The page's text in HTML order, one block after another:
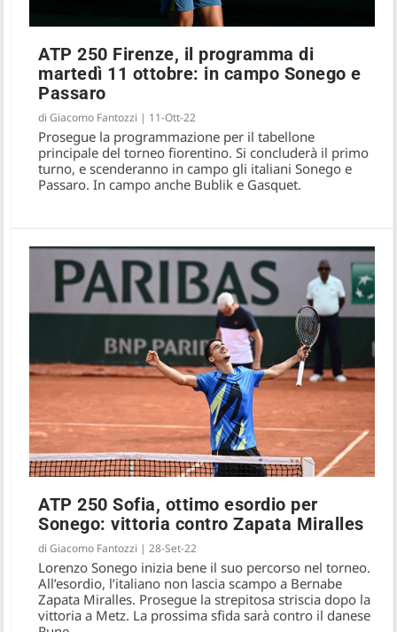
ATP 250 Firenze, il programma di
martedì 11 ottobre: in campo Sonego e
Passaro
diGiacomo Fantozzi | 11-Ott-22
Prosegue la programmazione per il tabellone
principale del torneo fiorentino. Si concluderà il primo
turno, e scenderanno in campo gli italiani Sonego e
Passaro. In campo anche Bublik e Gasquet.
ATP 250 Sofia, ottimo esordio per
Sonego: vittoria contro Zapata Miralles
diGiacomo Fantozzi |28-Set-22
Lorenzo Sonego inizia bene il suo percorso nel torneo.
All’esordio, l’italiano non lascia scampo a Bernabe
Zapata Miralles. Prosegue la strepitosa striscia dopo la
vittoria a Metz. La prossima sfida sarà contro il danese